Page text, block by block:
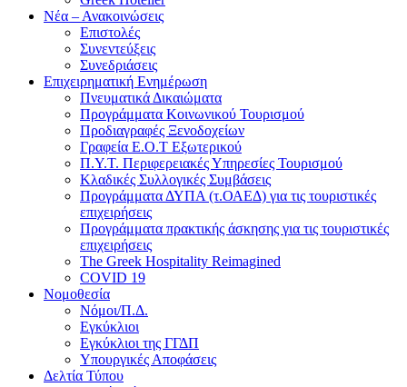
Νέα – Ανακοινώσεις
Επιστολές
Συνεντεύξεις
Συνεδριάσεις
Επιχειρηματική Ενημέρωση
Πνευματικά Δικαιώματα
Προγράμματα Κοινωνικού Τουρισμού
Προδιαγραφές Ξενοδοχείων
Γραφεία Ε.Ο.Τ Εξωτερικού
Π.Υ.Τ. Περιφερειακές Υπηρεσίες Τουρισμού
Κλαδικές Συλλογικές Συμβάσεις
Προγράμματα ΔΥΠΑ (τ.ΟΑΕΔ) για τις τουριστικές
επιχειρήσεις
Προγράμματα πρακτικής άσκησης για τις τουριστικές
επιχειρήσεις
The Greek Hospitality Reimagined
COVID 19
Νομοθεσία
Νόμοι/Π.Δ.
Εγκύκλιοι
Εγκύκλιοι της ΓΓΔΠ
Υπουργικές Αποφάσεις
Δελτία Τύπου